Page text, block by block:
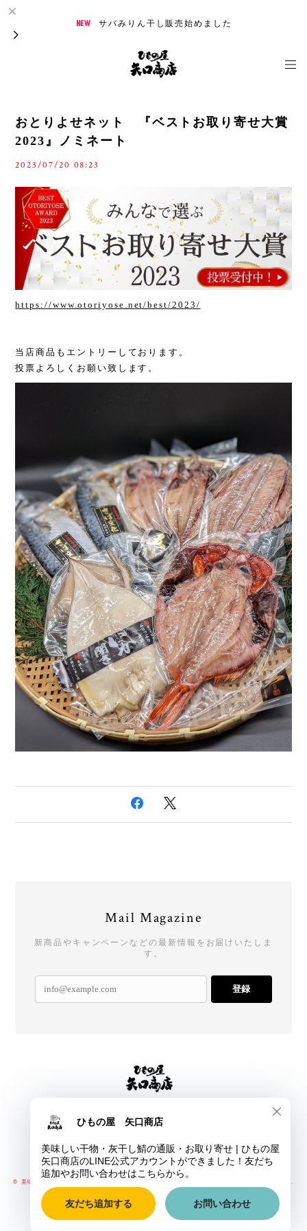
サバみりん干し販売始めました
おとりよせネット 『ベストお取り寄せ大賞
2023』ノミネート
2023/07/20 08:23
https://www.otoriyose.net/best/2023/
当店商品もエントリーしております。
投票よろしくお願い致します。
Mail Magazine
新商品やキャンペーンなどの最新情報をお届けいたしま
す。
登録
プライバシーポリシー
© 美味しい干物・灰干し鯖の通販・お取り寄せ | ひもの屋 矢口商店 All rights reserved.